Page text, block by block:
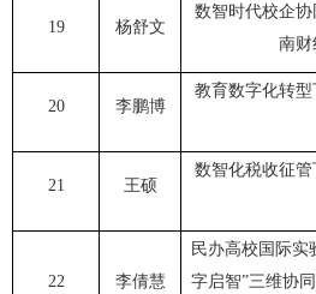
19 杨舒文
数智时代校企
南财
20 李鹏博
教育数字化转
21 王硕
数智化税收征
22 李倩慧
民办高校国际实
字启智”三维协